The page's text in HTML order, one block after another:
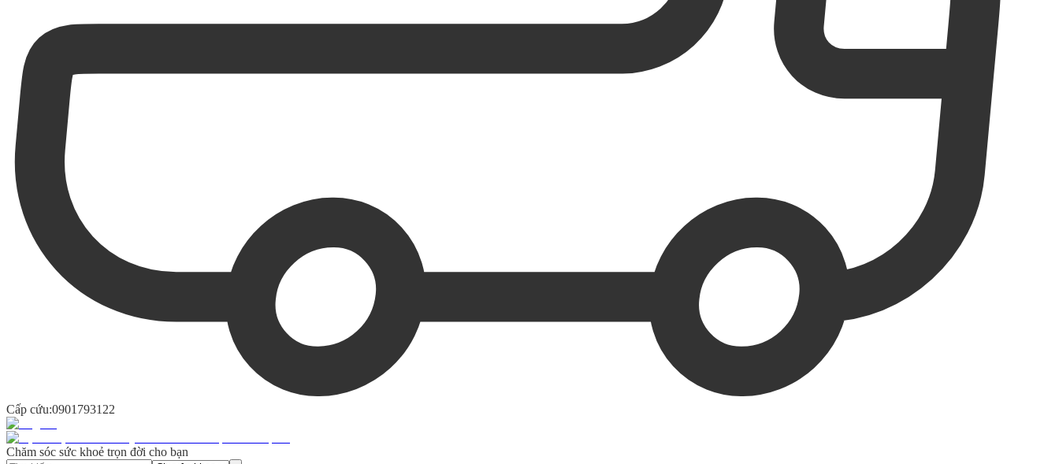
Cấp cứu:0901793122
Chăm sóc sức khoẻ trọn đời cho bạn